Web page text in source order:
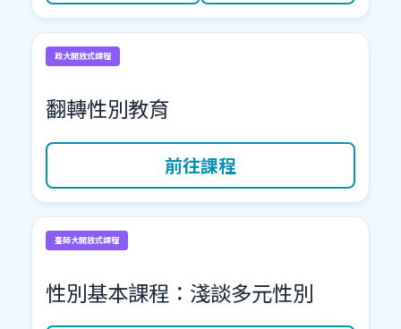
政大開放式課程
翻轉性別教育
前往課程
臺師大開放式課程
性別基本課程：淺談多元性別